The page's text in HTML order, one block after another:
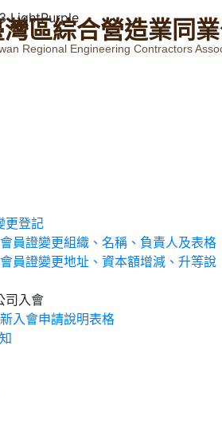
灣區綜合營造業同業
Regional Engineering Contractors
更登記
員證變更組織、名稱、負責人及表格
員證變更地址、資本額增減、升等說
司入會
入會申請說明表格